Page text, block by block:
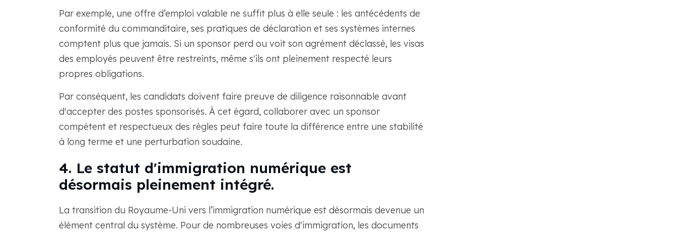
Par exemple, une offre d’emploi valable ne suffit plus à elle seule : les antécédents de
conformité du commanditaire, ses pratiques de déclaration et ses systèmes internes
comptent plus que jamais. Si un sponsor perd ou voit son agrément déclassé, les visas
des employés peuvent être restreints, même s'ils ont pleinement respecté leurs
propres obligations.
Par conséquent, les candidats doivent faire preuve de diligence raisonnable avant
d'accepter des postes sponsorisés. À cet égard, collaborer avec un sponsor
compétent et respectueux des règles peut faire toute la différence entre une stabilité
à long terme et une perturbation soudaine.
4. Le statut d'immigration numérique est
désormais pleinement intégré.
La transition du Royaume-Uni vers l’immigration numérique est désormais devenue un
élément central du système. Pour de nombreuses voies d'immigration, les documents